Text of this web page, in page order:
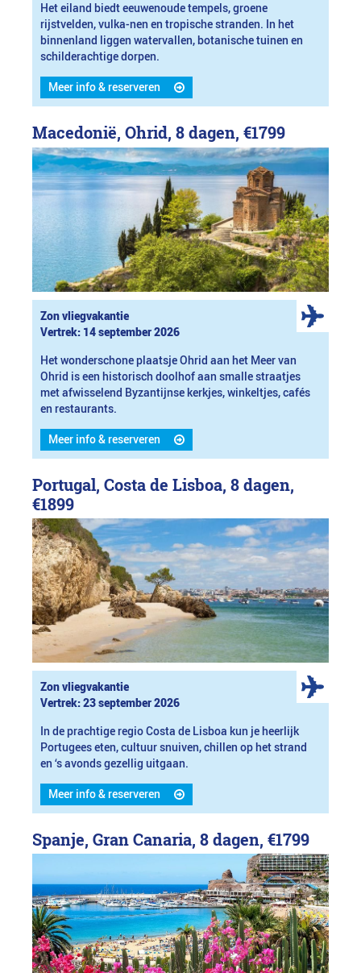
Het eiland biedt eeuwenoude tempels, groene
rijstvelden, vulka-nen en tropische stranden. In het
binnenland liggen watervallen, botanische tuinen en
schilderachtige dorpen.
Meer info & reserveren
Macedonië, Ohrid, 8 dagen, €1799
Zon vliegvakantie
Vertrek: 14 september 2026
Het wonderschone plaatsje Ohrid aan het Meer van
Ohrid is een historisch doolhof aan smalle straatjes
met afwisselend Byzantijnse kerkjes, winkeltjes, cafés
en restaurants.
Meer info & reserveren
Portugal, Costa de Lisboa, 8 dagen,
€1899
Zon vliegvakantie
Vertrek: 23 september 2026
In de prachtige regio Costa de Lisboa kun je heerlijk
Portugees eten, cultuur snuiven, chillen op het strand
en ‘s avonds gezellig uitgaan.
Meer info & reserveren
Spanje, Gran Canaria, 8 dagen, €1799